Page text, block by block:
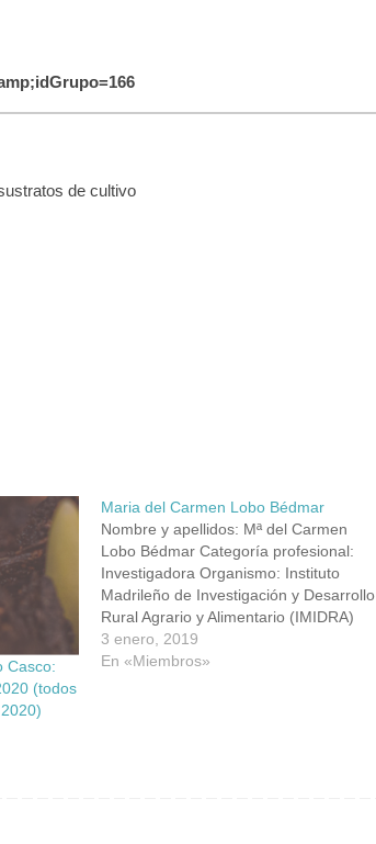
de cultivo
Casco:
(todos
Maria del Carmen Lobo Bédmar
Nombre y apellidos: Mª del Carmen
Lobo Bédmar Categoría profesional:
Investigadora Organismo: Instituto
Madrileño de Investigación y Desarrollo
Rural Agrario y Alimentario (IMIDRA)
Dirección: Finca “El Encín”, Carretera
Madrid Barcelona Km 38,2, 28800,
3 enero, 2019
En «Miembros»